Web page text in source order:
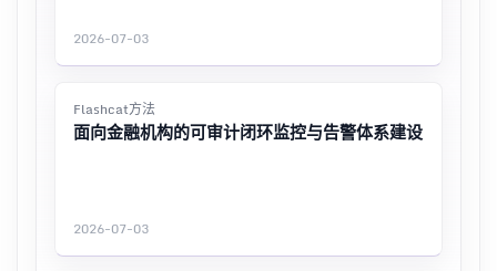
2026-07-03
Flashcat方法
面向金融机构的可审计闭环监控与告警体系建设
2026-07-03